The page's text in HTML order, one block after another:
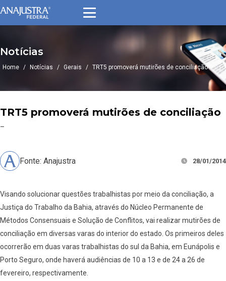
Notícias
Home / Notícias / Gerais / TRT5 promoverá mutirões de conciliação
TRT5 promoverá mutirões de conciliação
–
Fonte: Anajustra 28/01/2014
Visando solucionar questões trabalhistas por meio da conciliação, a
Justiça do Trabalho da Bahia, através do Núcleo Permanente de
Métodos Consensuais e Solução de Conflitos, vai realizar mutirões de
conciliação em diversas varas do interior do estado. Os primeiros deles
ocorrerão em duas varas trabalhistas do sul da Bahia, em Eunápolis e
Porto Seguro, onde haverá audiências de 10 a 13 e de 24 a 26 de
fevereiro, respectivamente.